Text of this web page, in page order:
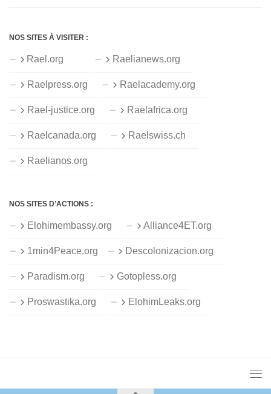
NOS SITES À VISITER :
Rael.org Raelianews.org
Raelpress.org Raelacademy.org
Rael-justice.org Raelafrica.org
Raelcanada.org Raelswiss.ch
Raelianos.org
NOS SITES D’ACTIONS :
Elohimembassy.org Alliance4ET.org
1min4Peace.org Descolonizacion.org
Paradism.org Gotopless.org
Proswastika.org ElohimLeaks.org